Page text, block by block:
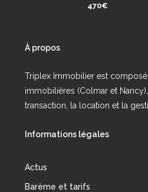
470€
À propos
Triplex Immobilier est
immobilières (Colmar et
transaction, la location et la
Informations légales
Actus
Barème et tarifs